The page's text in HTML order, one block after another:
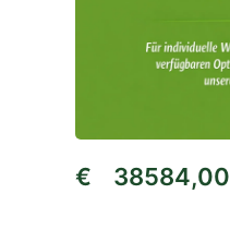
€ 38584,00